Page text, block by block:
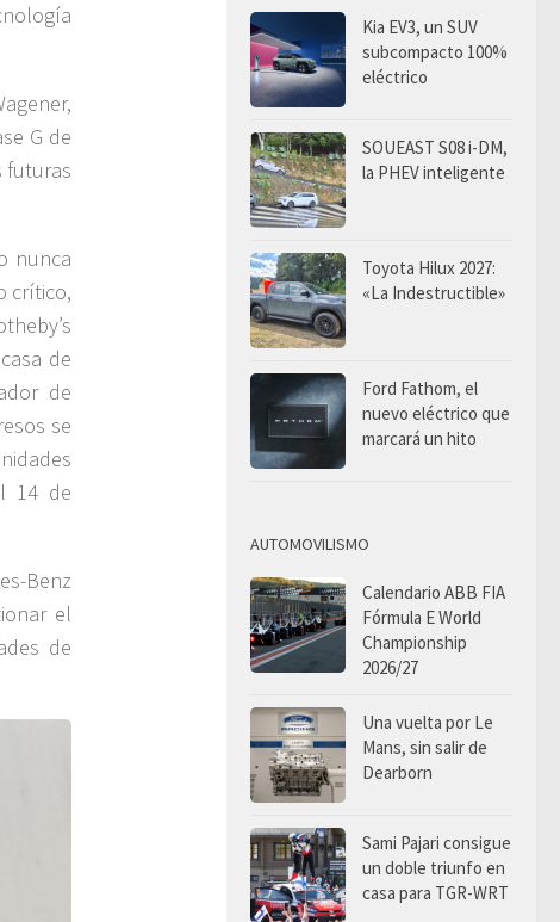
G de
futuras
nunca
crítico,
de
de
se
14 de
Benz
el
de
Kia EV3, un SUV
subcompacto 100%
eléctrico
SOUEAST S08 i-DM,
la PHEV inteligente
Toyota Hilux 2027:
«La Indestructible»
Ford Fathom, el
nuevo eléctrico que
marcará un hito
AUTOMOVILISMO
Calendario ABB FIA
Fórmula E World
Championship
2026/27
Una vuelta por Le
Mans, sin salir de
Dearborn
Sami Pajari consigue
un doble triunfo en
casa para TGR-WRT